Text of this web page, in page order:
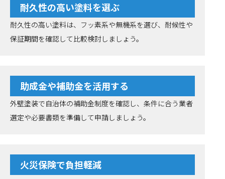
耐久性の高い塗料を選ぶ
耐久性の高い塗料は、フッ素系や無機系を選び、耐候性や
保証期間を確認して比較検討しましょう。
助成金や補助金を活用する
外壁塗装で自治体の補助金制度を確認し、条件に合う業者
選定や必要書類を準備して申請しましょう。
火災保険で負担軽減